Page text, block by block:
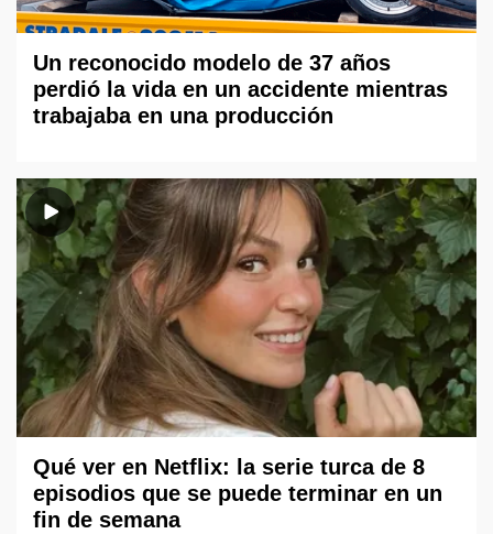
Un reconocido modelo de 37 años
perdió la vida en un accidente mientras
trabajaba en una producción
Qué ver en Netflix: la serie turca de 8
episodios que se puede terminar en un
fin de semana